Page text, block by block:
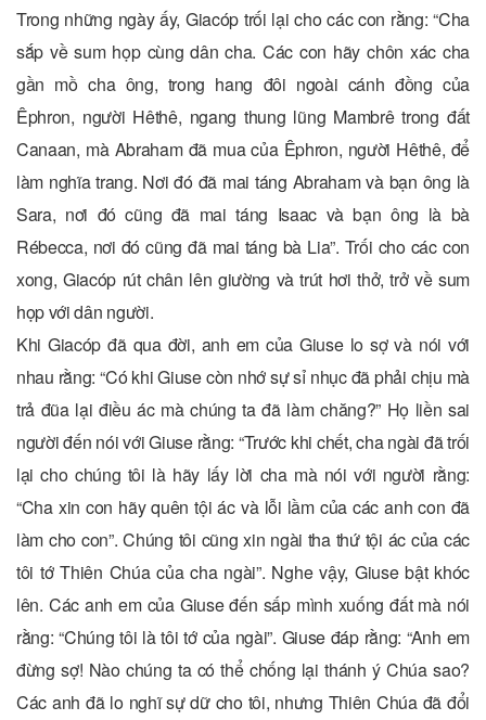
Trong những ngày ấy, Giacóp trối lại cho các con rằng: “Cha
sắp về sum họp cùng dân cha. Các con hãy chôn xác cha
gần mồ cha ông, trong hang đôi ngoài cánh đồng của
Êphron, người Hêthê, ngang thung lũng Mambrê trong đất
Canaan, mà Abraham đã mua của Êphron, người Hêthê, để
làm nghĩa trang. Nơi đó đã mai táng Abraham và bạn ông là
Sara, nơi đó cũng đã mai táng Isaac và bạn ông là bà
Rébecca, nơi đó cũng đã mai táng bà Lia”. Trối cho các con
xong, Giacóp rút chân lên giường và trút hơi thở, trở về sum
họp với dân người.
Khi Giacóp đã qua đời, anh em của Giuse lo sợ và nói với
nhau rằng: “Có khi Giuse còn nhớ sự sỉ nhục đã phải chịu mà
trả đũa lại điều ác mà chúng ta đã làm chăng?” Họ liền sai
người đến nói với Giuse rằng: “Trước khi chết, cha ngài đã trối
lại cho chúng tôi là hãy lấy lời cha mà nói với người rằng:
“Cha xin con hãy quên tội ác và lỗi lầm của các anh con đã
làm cho con”. Chúng tôi cũng xin ngài tha thứ tội ác của các
tôi tớ Thiên Chúa của cha ngài”. Nghe vậy, Giuse bật khóc
lên. Các anh em của Giuse đến sấp mình xuống đất mà nói
rằng: “Chúng tôi là tôi tớ của ngài”. Giuse đáp rằng: “Anh em
đừng sợ! Nào chúng ta có thể chống lại thánh ý Chúa sao?
Các anh đã lo nghĩ sự dữ cho tôi, nhưng Thiên Chúa đã đổi